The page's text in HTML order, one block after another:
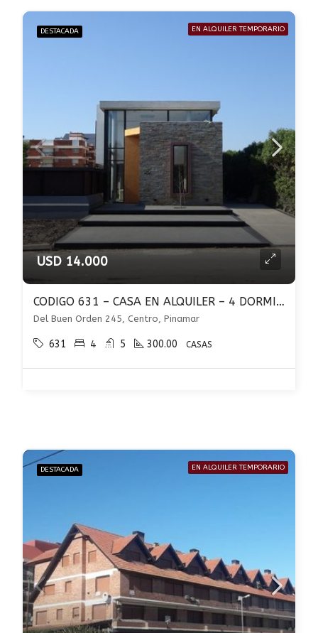
DESTACADA EN ALQUILER TEMPORARIO
USD 14.000
CODIGO 631 – CASA EN ALQUILER – 4 DORMITORIOS EN SUITE – PILETA – CENTRO PINAMAR
Del Buen Orden 245, Centro, Pinamar
631 4 5 300.00 CASAS
DESTACADA EN ALQUILER TEMPORARIO